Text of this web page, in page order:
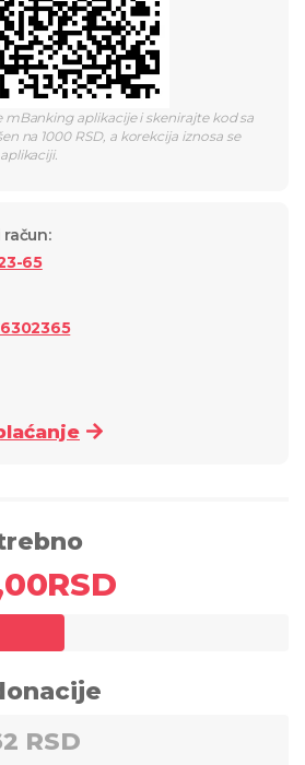
aplikacije i skenirajte kod sa
na 1000 RSD, a korekcija iznosa se
:
65
RSD
RSD